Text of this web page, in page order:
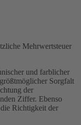
Mehrwertsteuer
und farblicher
Sorgfalt
der
Ziffer. Ebenso
Richtigkeit der